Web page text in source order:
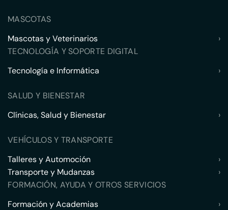
MASCOTAS
Mascotas y Veterinarios
›
TECNOLOGÍA Y SOPORTE DIGITAL
Tecnología e Informática
›
SALUD Y BIENESTAR
Clínicas, Salud y Bienestar
›
VEHÍCULOS Y TRANSPORTE
Talleres y Automoción
›
Transporte y Mudanzas
›
FORMACIÓN, AYUDA Y OTROS SERVICIOS
Formación y Academias
›